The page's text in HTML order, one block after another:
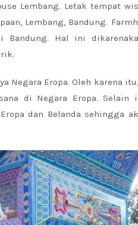
Lembang. Letak tempat
Lembang, Bandung.
Hal ini
Negara Eropa. Oleh karena
di Negara Eropa. Selain
dan Belanda sehingga